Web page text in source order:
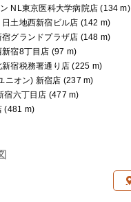
NL東京医科大学病院店 (134 m)
土地西新宿ビル店 (142 m)
グランドプラザ店 (148 m)
新宿8丁目店 (97 m)
新宿税務署通り店 (225 m)
ニオン) 新宿店 (237 m)
宿六丁目店 (477 m)
(481 m)